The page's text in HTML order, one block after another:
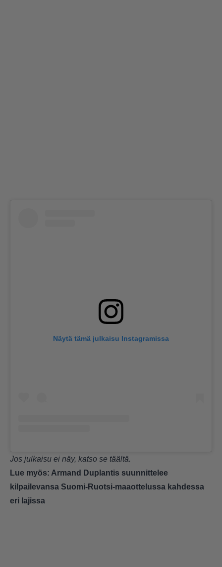
Näytä tämä julkaisu Instagramissa
Jos julkaisu ei näy, katso se täältä.
Lue myös: Armand Duplantis suunnittelee
kilpailevansa Suomi-Ruotsi-maaottelussa kahdessa
eri lajissa